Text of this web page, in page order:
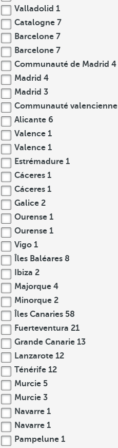
Valladolid 1
Catalogne 7
Barcelone 7
Barcelone 7
Communauté de Madrid 4
Madrid 4
Madrid 3
Communauté valencienne
Alicante 6
Valence 1
Valence 1
Estrémadure 1
Cáceres 1
Cáceres 1
Galice 2
Ourense 1
Ourense 1
Vigo 1
Îles Baléares 8
Ibiza 2
Majorque 4
Minorque 2
Îles Canaries 58
Fuerteventura 21
Grande Canarie 13
Lanzarote 12
Ténérife 12
Murcie 5
Murcie 3
Navarre 1
Navarre 1
Pampelune 1